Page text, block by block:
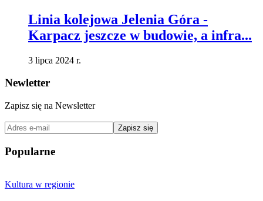
Linia kolejowa Jelenia Góra -
Karpacz jeszcze w budowie, a infra...
3 lipca 2024 r.
Newletter
Zapisz się na Newsletter
Zapisz się
Popularne
Kultura w regionie